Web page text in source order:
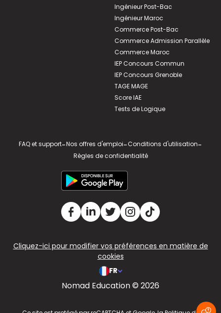
Ingénieur Post-Bac
Ingénieur Maroc
Commerce Post-Bac
Commerce Admission Parallèle
Commerce Maroc
IEP Concours Commun
IEP Concours Grenoble
TAGE MAGE
Score IAE
Tests de Logique
FAQ et support-Nos offres d'emploi-Conditions d'utilisation-
Règles de confidentialité
Cliquez-ici pour modifier vos préférences en matière de
cookies
FR
Nomad Education © 2026